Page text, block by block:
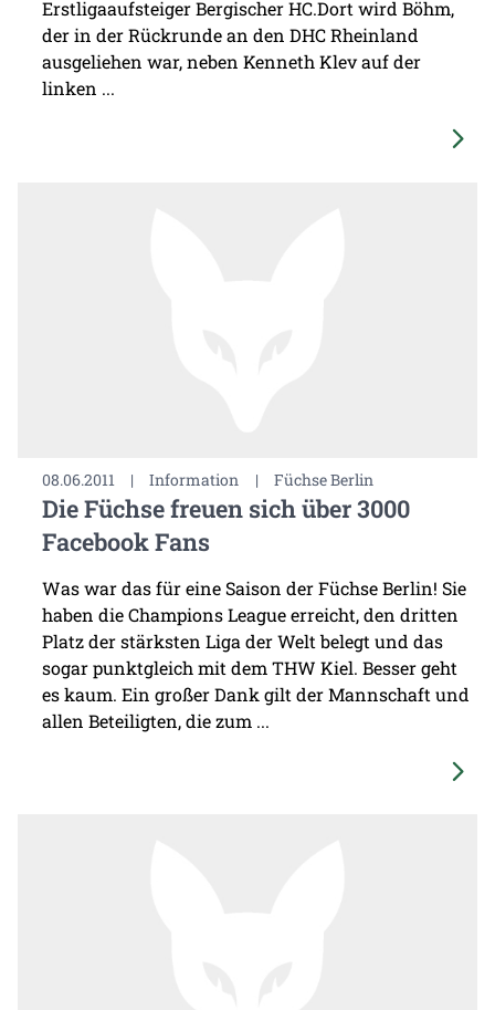
Erstligaaufsteiger Bergischer HC.Dort wird Böhm,
der in der Rückrunde an den DHC Rheinland
ausgeliehen war, neben Kenneth Klev auf der
linken ...
08.06.2011 | Information | Füchse Berlin
Die Füchse freuen sich über 3000
Facebook Fans
Was war das für eine Saison der Füchse Berlin! Sie
haben die Champions League erreicht, den dritten
Platz der stärksten Liga der Welt belegt und das
sogar punktgleich mit dem THW Kiel. Besser geht
es kaum. Ein großer Dank gilt der Mannschaft und
allen Beteiligten, die zum ...